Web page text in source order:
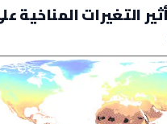
التغيرات المناخية